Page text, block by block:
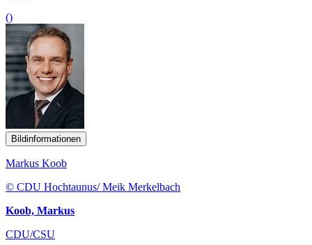
()
Bildinformationen
Markus Koob
© CDU Hochtaunus/ Meik Merkelbach
Koob, Markus
CDU/CSU